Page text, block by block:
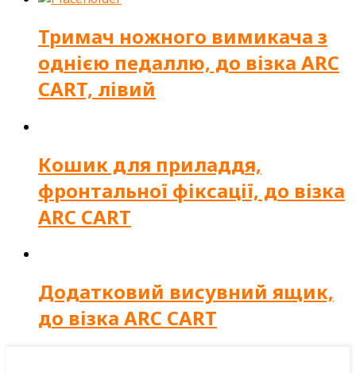
Тримач ножного вимикача з
однією педаллю, до візка ARC
CART, лівий
Кошик для приладдя,
фронтальної фіксації, до візка
ARC CART
Додатковий висувний ящик,
до візка ARC CART